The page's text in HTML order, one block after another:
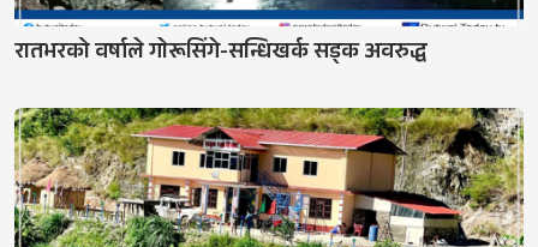
रातभरको वर्षाले गाेरूसिंगे-सन्धिखर्क सड्क अवरुद्ध